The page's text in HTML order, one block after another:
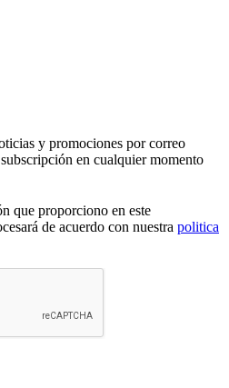
y promociones por correo
en cualquier momento
que proporciono en este
de acuerdo con nuestra politica